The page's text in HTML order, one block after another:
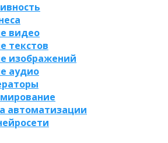
видео
текстов
изображений
аудио
автоматизации